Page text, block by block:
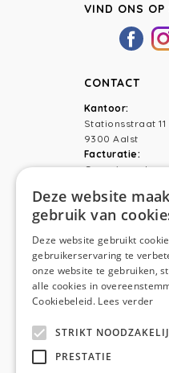
VIND ONS OP
CONTACT
Kantoor:
Stationsstraat 11
9300 Aalst
Facturatie:
Capucienenlaan
Telefoon:0473
NAVIGATION
Home
Diensten
Deze website
gebruik van
Deze website gebruikt
gebruikerservaring te
onze website te gebruiken,
alle cookies in
Cookiebeleid. Lees verder
STRIKT
PRESTATIE